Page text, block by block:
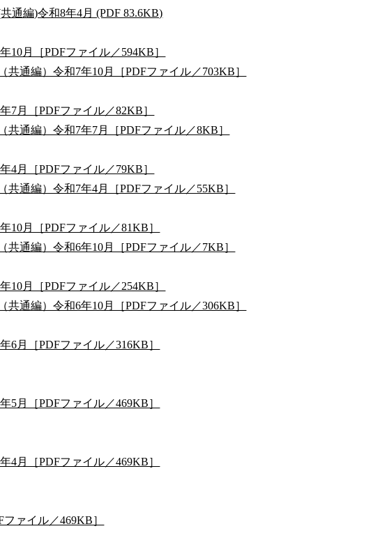
通編)令和8年4月 (PDF 83.6KB)
10月［PDFファイル／594KB］
共通編）令和7年10月［PDFファイル／703KB］
7月［PDFファイル／82KB］
共通編）令和7年7月［PDFファイル／8KB］
4月［PDFファイル／79KB］
共通編）令和7年4月［PDFファイル／55KB］
10月［PDFファイル／81KB］
共通編）令和6年10月［PDFファイル／7KB］
10月［PDFファイル／254KB］
共通編）令和6年10月［PDFファイル／306KB］
6月［PDFファイル／316KB］
5月［PDFファイル／469KB］
4月［PDFファイル／469KB］
ァイル／469KB］